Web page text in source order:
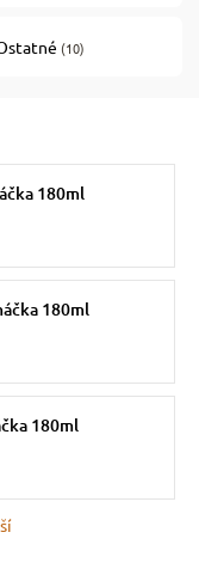
(10)
180ml
180ml
180ml